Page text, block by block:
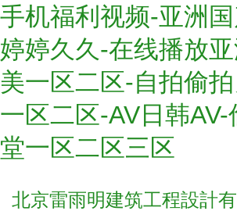
手机福利视频-亚洲
婷婷久久-在线播放
美一区二区-自拍偷
一区二区-AV日韩AV-
堂一区二区三区
北京雷雨明建筑工程設計